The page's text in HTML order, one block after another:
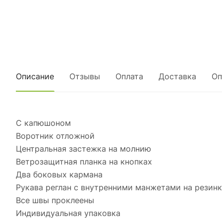
Описание Отзывы Оплата Доставка
С капюшоном
Воротник отложной
Центральная застежка на молнию
Ветрозащитная планка на кнопках
Два боковых кармана
Рукава реглан с внутренними манжетами на
Все швы проклеены
Индивидуальная упаковка